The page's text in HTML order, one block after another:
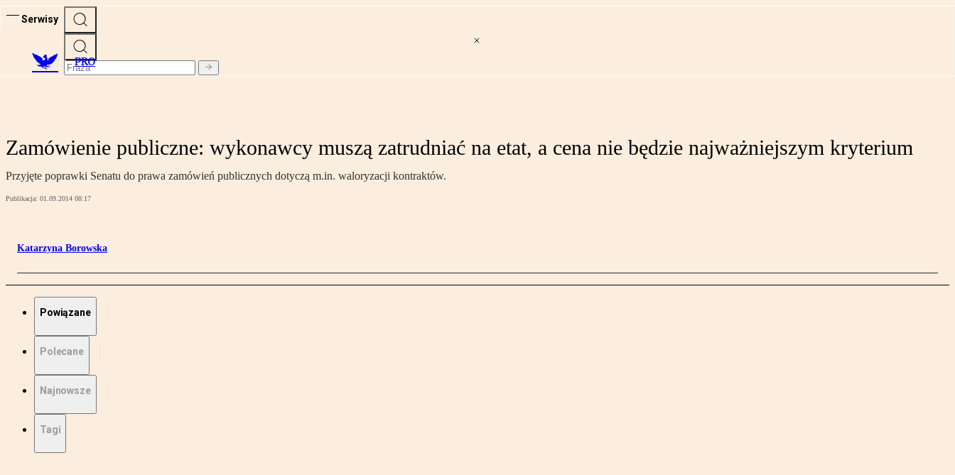
Serwisy
PRO
Zamówienie publiczne: wykonawcy muszą zatrudniać na etat, a cena nie będzie najważniejszym kryterium
Przyjęte poprawki Senatu do prawa zamówień publicznych dotyczą m.in. waloryzacji kontraktów.
Publikacja: 01.09.2014 08:17
Katarzyna Borowska
Powiązane
Polecane
Najnowsze
Tagi